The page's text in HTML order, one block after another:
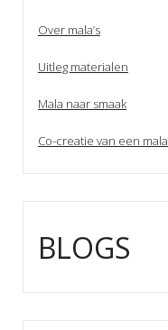
Over mala’s
Uitleg materialen
Mala naar smaak
Co-creatie van een mala
BLOGS